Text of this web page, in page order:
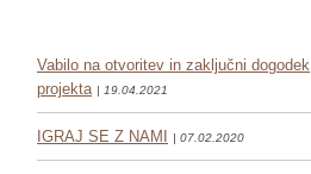
Vabilo na otvoritev in zaključni dogodek
projekta | 19.04.2021
IGRAJ SE Z NAMI | 07.02.2020